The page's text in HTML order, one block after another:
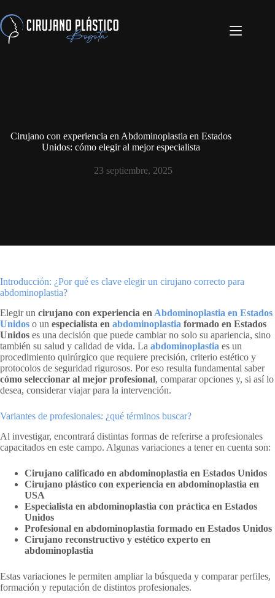
Cirujano con experiencia en Abdominoplastia en Estados
Unidos: cómo elegir al mejor especialista
23 septiembre, 2025
Introducción: ¿Por qué es clave elegir un cirujano correcto para
abdominoplastia?
Elegir un cirujano con experiencia en Abdominoplastia en Estados
Unidos o un especialista en abdominoplastia formado en Estados
Unidos es una decisión que puede cambiar no solo su apariencia, sino
también su salud y calidad de vida. La abdominoplastia es un
procedimiento quirúrgico que requiere precisión, criterio estético y
protocolos de seguridad rigurosos. Por eso resulta fundamental saber
cómo seleccionar al mejor profesional, comparar opciones y, si así lo
desea, considerar viajar para la intervención.
Variantes de profesionales: ¿qué términos buscar?
Al investigar, encontrará distintas formas de referirse a profesionales
capacitados en este campo. Algunas variaciones a tener en cuenta son:
Cirujano calificado en abdominoplastia en Estados Unidos
Cirujano plástico con experiencia en abdominoplastia en
USA
Especialista en abdominoplastia con práctica en Estados
Unidos
Profesional en abdominoplastia formado en Estados Unidos
Cirujano reconstructivo y estético experto en
abdominoplastia
Estas variaciones le permiten ampliar la búsqueda y comparar perfiles,
formación y reputación de distintos profesionales.